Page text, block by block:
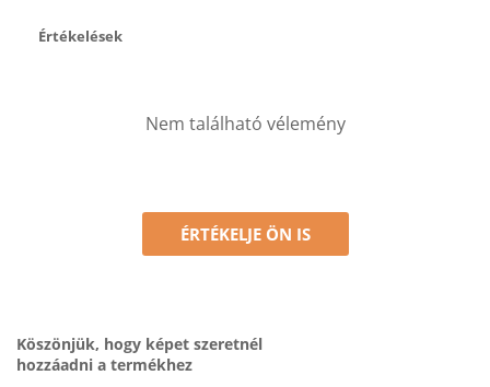
Értékelések
Nem található vélemény
ÉRTÉKELJE ÖN IS
Köszönjük, hogy képet szeretnél
hozzáadni a termékhez